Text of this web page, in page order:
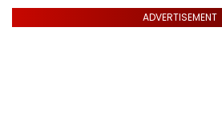
ADVERTISEMENT